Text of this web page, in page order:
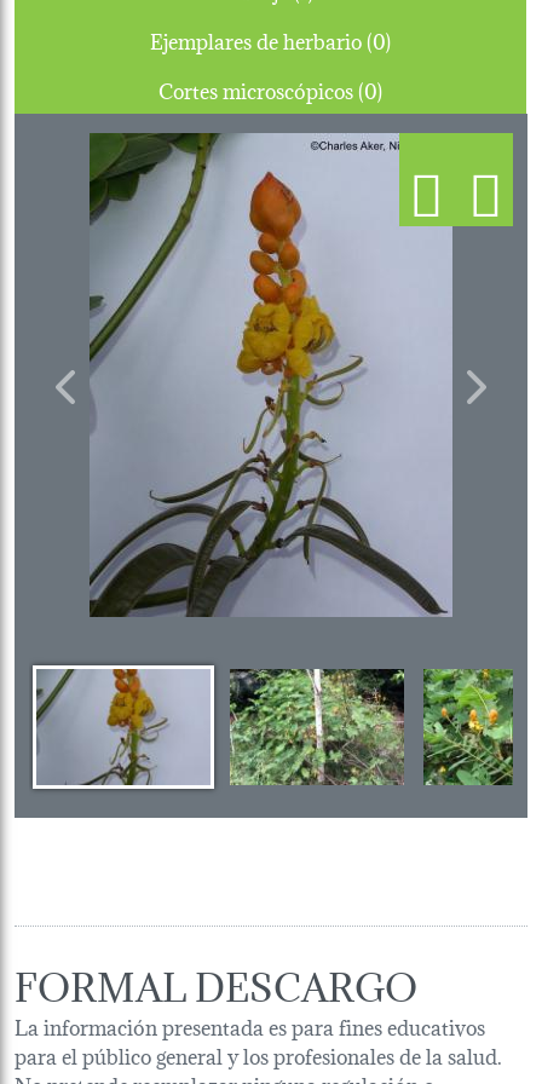
Ejemplares de herbario (0)
Cortes microscópicos (0)
Previous Next
FORMAL DESCARGO
La información presentada es para fines educativos
para el público general y los profesionales de la salud.